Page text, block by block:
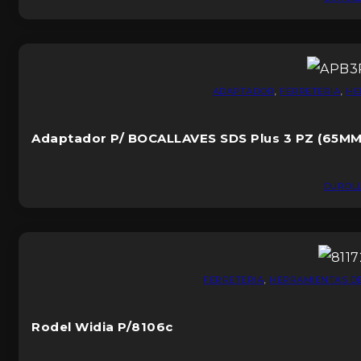
ADAPTADOR, FERRETERIA,
Adaptador P/ BOCALLAVES SDS Plus 3 PZ
FERRETERIA HERRAMIENTAS
Rodel Widia P/8106c